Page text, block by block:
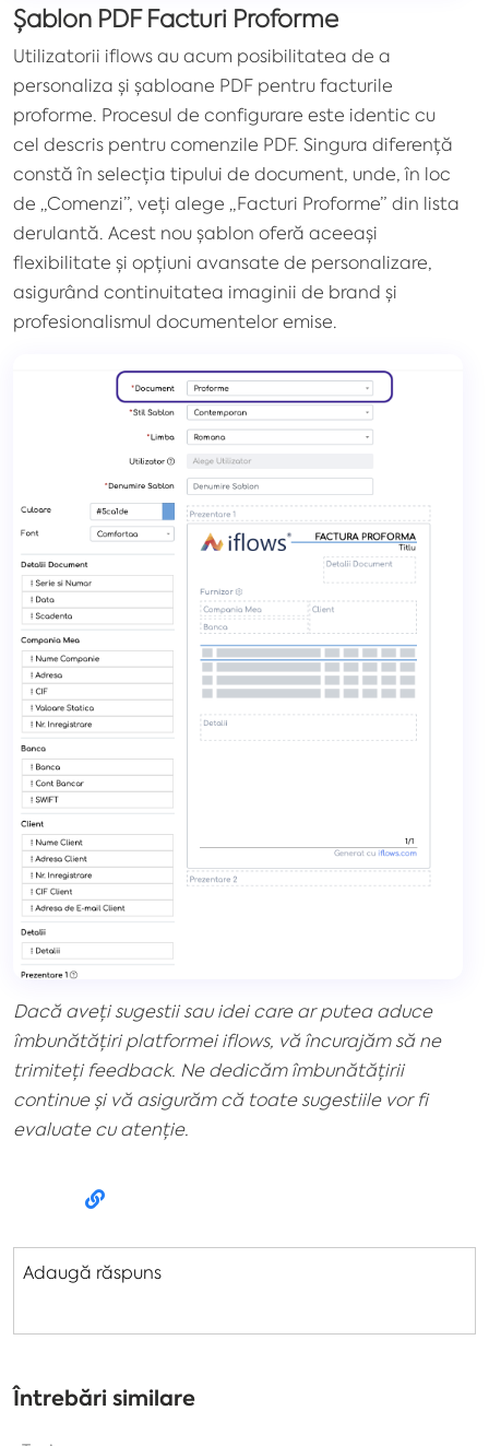
Șablon PDF Facturi Proforme
Utilizatorii iflows au acum posibilitatea de a
personaliza și șabloane PDF pentru facturile
proforme. Procesul de configurare este identic cu
cel descris pentru comenzile PDF. Singura diferență
constă în selecția tipului de document, unde, în loc
de „Comenzi”, veți alege „Facturi Proforme” din lista
derulantă. Acest nou șablon oferă aceeași
flexibilitate și opțiuni avansate de personalizare,
asigurând continuitatea imaginii de brand și
profesionalismul documentelor emise.
Dacă aveți sugestii sau idei care ar putea aduce
îmbunătățiri platformei iflows, vă încurajăm să ne
trimiteți feedback. Ne dedicăm îmbunătățirii
continue și vă asigurăm că toate sugestiile vor fi
evaluate cu atenție.
Adaugă răspuns
Întrebări similare